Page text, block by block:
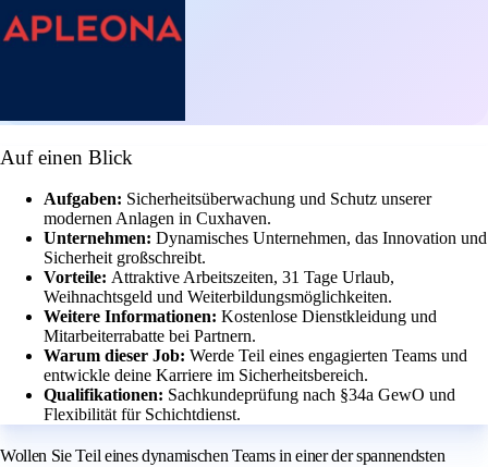
Auf einen Blick
Aufgaben: Sicherheitsüberwachung und Schutz unserer
modernen Anlagen in Cuxhaven.
Unternehmen: Dynamisches Unternehmen, das Innovation und
Sicherheit großschreibt.
Vorteile: Attraktive Arbeitszeiten, 31 Tage Urlaub,
Weihnachtsgeld und Weiterbildungsmöglichkeiten.
Weitere Informationen: Kostenlose Dienstkleidung und
Mitarbeiterrabatte bei Partnern.
Warum dieser Job: Werde Teil eines engagierten Teams und
entwickle deine Karriere im Sicherheitsbereich.
Qualifikationen: Sachkundeprüfung nach §34a GewO und
Flexibilität für Schichtdienst.
Wollen Sie Teil eines dynamischen Teams in einer der spannendsten